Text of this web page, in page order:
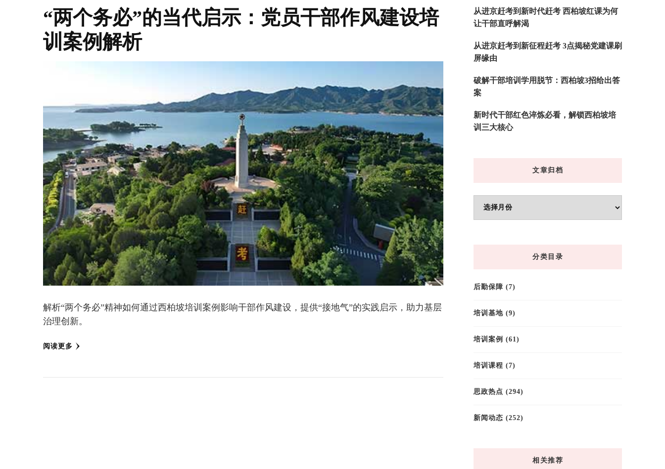
“两个务必”的当代启示：党员干部作风建设培
训案例解析
解析“两个务必”精神如何通过西柏坡培训案例影响干部作风建设，提供“接地气”的实践启示，助力基层
治理创新。
阅读更多
从进京赶考到新时代赶考 西柏坡红课为何
让干部直呼解渴
从进京赶考到新征程赶考 3点揭秘党建课刷
屏缘由
破解干部培训学用脱节：西柏坡3招给出答
案
新时代干部红色淬炼必看，解锁西柏坡培
训三大核心
文章归档
章
分类目录
后勤保障 (7)
培训基地 (9)
培训案例 (61)
培训课程 (7)
思政热点 (294)
新闻动态 (252)
相关推荐